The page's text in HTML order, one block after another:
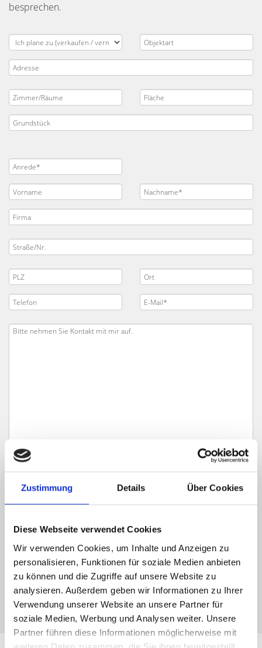
Zustimmung Details Über Cookies
Diese Webseite verwendet Cookies
Wir verwenden Cookies, um Inhalte und Anzeigen zu
personalisieren, Funktionen für soziale Medien anbieten
zu können und die Zugriffe auf unsere Website zu
analysieren. Außerdem geben wir Informationen zu Ihrer
Verwendung unserer Website an unsere Partner für
soziale Medien, Werbung und Analysen weiter. Unsere
Partner führen diese Informationen möglicherweise mit
besprechen.
Ich habe dieDatenschutzerklärungzur Kenntnis genommen. Ich stimme
Hinweis: Sie können Ihre Einwilligung jederzeit für die Zukunft per E-Mail
an info@hegerich-immobilien.de widerrufen. *
* Pflichtfelder